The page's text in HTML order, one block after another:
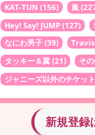
KAT-TUN (156) 嵐
Hey! Say! JUMP (127)
なにわ男子 (39)
タッキー＆翼 (21) そ
ジャニーズ以外のチケット
新規登録